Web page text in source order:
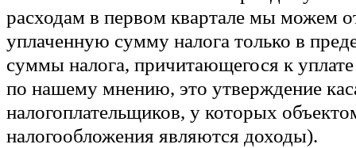
расходам в первом квартале мы можем
уплаченную сумму налога только в
суммы налога, причитающегося к
по нашему мнению, это утверждение
налогоплательщиков, у которых
налогообложения являются доходы).